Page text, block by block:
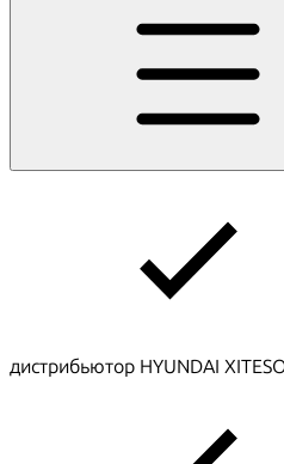
дистрибьютор HYUNDAI